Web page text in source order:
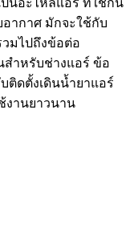
อากาศ มักจะใช้กับ
มไปถึงข้อต่อ
ำหรับช่างแอร์ ข้อ
ดตั้งเดินน้ำยาแอร์
งานยาวนาน